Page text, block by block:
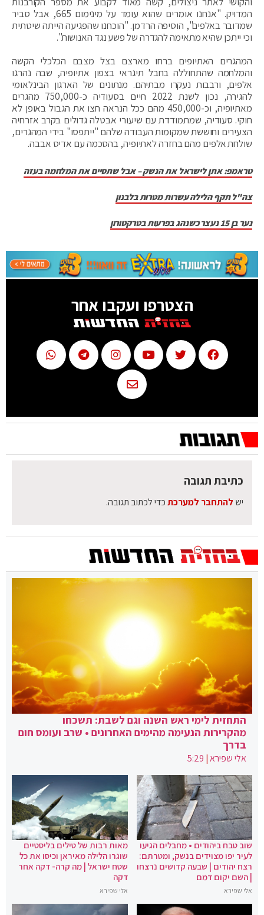
המדויק. "אנחנו אומרים שהוא עומד על מינימום 665, אבל סביר
שמדובר באלפים", הוסיפה הרדמן. "הוכחנו שהפגיעה הייתה שיטתית
וכי ייתכן שהיא מתאימה להגדרה של פשע נגד האנושות".
המהגרים האתיופים ברחו מארצם בצל מצבם הכלכלי הקשה
והמלחמה שהתחוללה בחבל תיגראי בצפון אתיופיה, שבה נהרגו
אלפים, ורבבות נעקרו מבתיהם. מנתונים של הארגון הבינלאומי
להגירה, נכון לשנת 2022 חיים בסעודיה כ-750,000 מהגרים
מאתיופיה, וכ-450,000 מהם ככל הנראה חצו את הגבול באופן לא
חוקי. סעודיה, שמתמודדת עם שיעורי אבטלה גדולים בקרב אזרחיה
הצעירים וחוששת שמקומות העבודה שלהם "ייתפסו" בידי המהגרים,
שולחת אלפים מהם בחזרה לאתיופיה, בהסכמה עם אדיס אבבה.
טראמפ: אתן לישראל את הנשק – אבל שתסיים את המלחמה בעזה
צה"ל תקף הלילה עשרות מטרות בלבנון
נער בן 15 נעצר כשנהג בפרעות בטרקטורון
הצטרפו ועקבו אחר
כתיבת תגובה
יש להתחבר למערכתכדי לכתוב תגובה.
התחזית לימי ראש השנה וגם לשבת: תשכחו
מהקרירות הנעימה מהימים האחרונים • שרב ועומס חום
בדרך
אלי שפירא|
5:29
שוב טבח ביהודים • מחבלים הגיעו
לעיר יפו מצוידים בנשק, ומטרתם:
רצח יהודים | שבעה קדושים נרצחו
| השם יקום דמם
אלי שפירא
מאות רבות של טילים בליסטיים
שוגרו הלילה מאיראן וכיסו את כל
שטח ישראל | מה קרה- דקה אחר
דקה
אלי שפירא